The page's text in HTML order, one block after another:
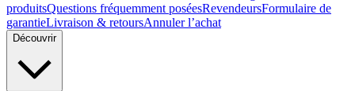
produitsQuestions fréquemment poséesRevendeursFormulaire de
garantieLivraison & retoursAnnuler l’achat
Découvrir